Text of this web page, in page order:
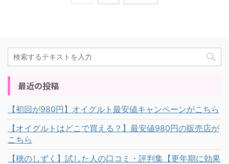
最近の投稿
【初回が980円】オイグルト最安値キャンペーンがこちら
【オイグルトはどこで買える？】最安値980円の販売店が
こちら
【穂のしずく】試した人の口コミ・評判集【更年期に効果